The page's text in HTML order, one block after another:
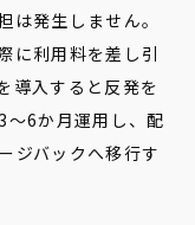
は発生しません。
に利用料を差し引
導入すると反発を
〜6か月運用し、配
ジバックへ移行す